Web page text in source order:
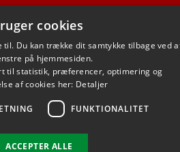
Webshop
DTU Serviceportal
cookies
Du kan trække dit samtykke tilbage ved
på hjemmesiden.
til statistik, præferencer, optimering og
af cookies her: Detaljer
FUNKTIONALITET
ACCEPTER ALLE